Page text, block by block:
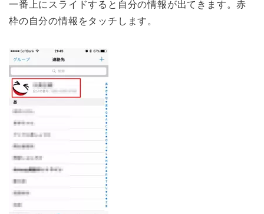
一番上にスライドすると自分の情報が出てきます。赤
枠の自分の情報をタッチします。